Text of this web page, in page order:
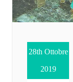
28th Ottobre
2019